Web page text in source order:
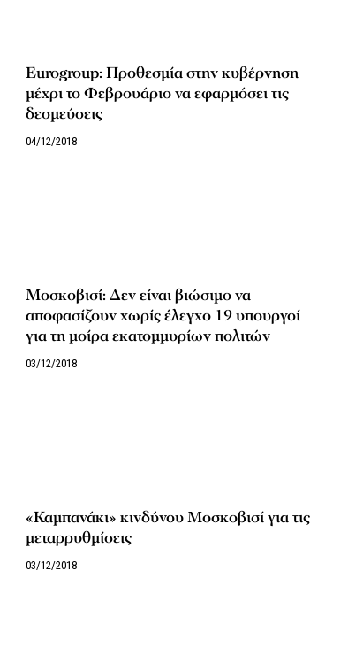
Eurogroup: Προθεσμία στην κυβέρνηση
μέχρι το Φεβρουάριο να εφαρμόσει τις
δεσμεύσεις
04/12/2018
Μοσκοβισί: Δεν είναι βιώσιμο να
αποφασίζουν χωρίς έλεγχο 19 υπουργοί
για τη μοίρα εκατομμυρίων πολιτών
03/12/2018
«Καμπανάκι» κινδύνου Μοσκοβισί για τις
μεταρρυθμίσεις
03/12/2018